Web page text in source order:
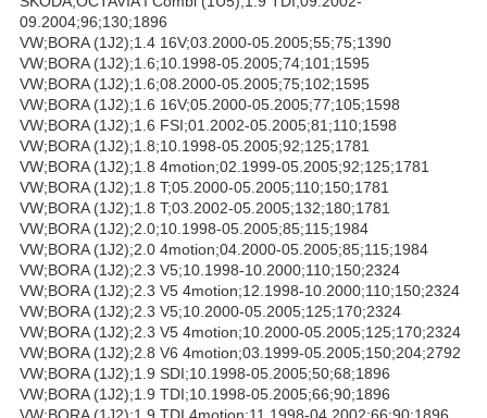
09.2004;96;130;1896
VW;BORA (1J2);1.4 16V;03.2000-05.2005;55;75;1390
VW;BORA (1J2);1.6;10.1998-05.2005;74;101;1595
VW;BORA (1J2);1.6;08.2000-05.2005;75;102;1595
VW;BORA (1J2);1.6 16V;05.2000-05.2005;77;105;1598
VW;BORA (1J2);1.6 FSI;01.2002-05.2005;81;110;1598
VW;BORA (1J2);1.8;10.1998-05.2005;92;125;1781
VW;BORA (1J2);1.8 4motion;02.1999-05.2005;92;125;1781
VW;BORA (1J2);1.8 T;05.2000-05.2005;110;150;1781
VW;BORA (1J2);1.8 T;03.2002-05.2005;132;180;1781
VW;BORA (1J2);2.0;10.1998-05.2005;85;115;1984
VW;BORA (1J2);2.0 4motion;04.2000-05.2005;85;115;1984
VW;BORA (1J2);2.3 V5;10.1998-10.2000;110;150;2324
VW;BORA (1J2);2.3 V5 4motion;12.1998-10.2000;110;150;2324
VW;BORA (1J2);2.3 V5;10.2000-05.2005;125;170;2324
VW;BORA (1J2);2.3 V5 4motion;10.2000-05.2005;125;170;2324
VW;BORA (1J2);2.8 V6 4motion;03.1999-05.2005;150;204;2792
VW;BORA (1J2);1.9 SDI;10.1998-05.2005;50;68;1896
VW;BORA (1J2);1.9 TDI;10.1998-05.2005;66;90;1896
VW;BORA (1J2);1.9 TDI 4motion;11.1998-04.2002;66;90;1896